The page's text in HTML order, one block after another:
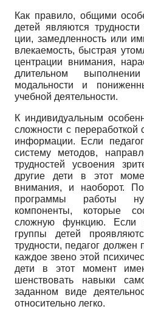
Как правило, общими
детей являются
ции, замедленность или
влекаемость, быстрая
центрации внимания,
длительном
модальнос­ти и
учебной дея­тельности.
К индивидуальным
сложности с переработкой
информации. Если
сис­тему методов,
трудно­стей усвоения
другие дети в этот
внимания, и наобо­рот.
программы работы
компоненты, которые
сложную функцию. Если
группы детей
трудности, педагог должен
каждое звено этой
дети в этот момент
шенствовать навыки
задан­ном виде
относи­тельно легко.